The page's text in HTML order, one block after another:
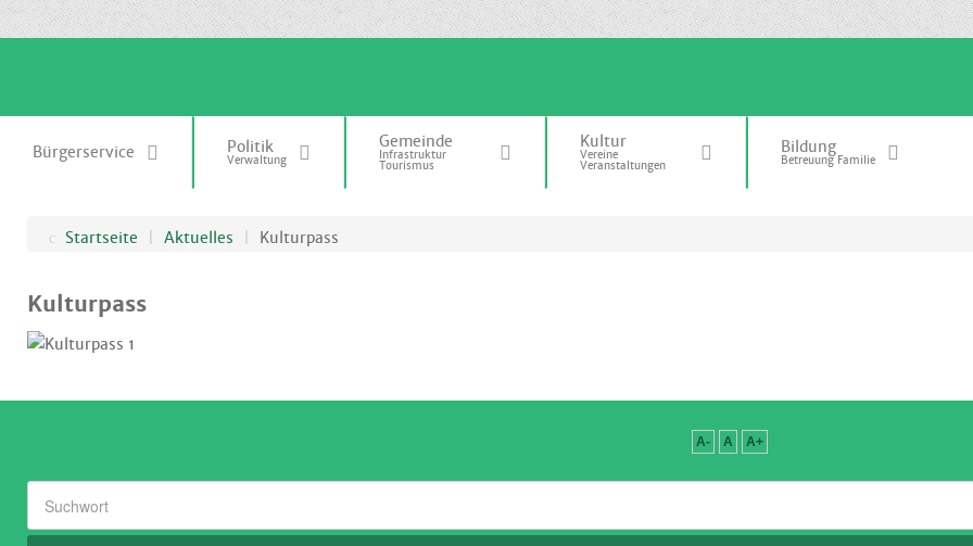
Bürgerservice Politik
Verwaltung
Gemeinde
Infrastruktur
Tourismus
Kultur
Vereine
Veranstaltungen
Bildung
Betreuung Familie
Startseite Aktuelles Kulturpass
Kulturpass
A- A A+